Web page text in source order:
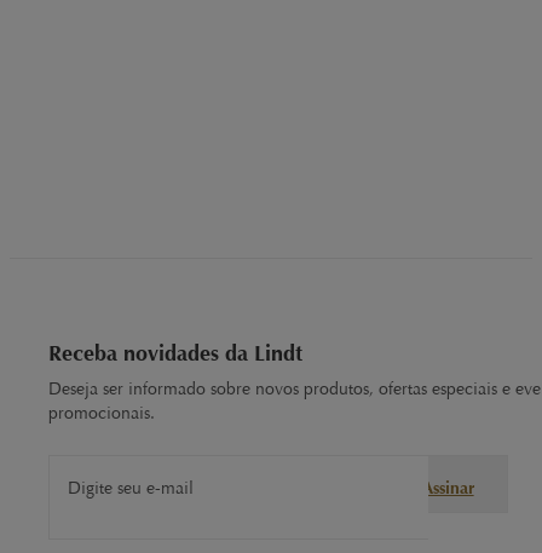
Receba novidades da Lindt
Deseja ser informado sobre novos produtos, ofertas especiais e
promocionais.
Digite seu e-mail Assinar